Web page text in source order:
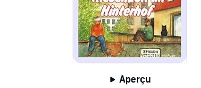
Aperçu